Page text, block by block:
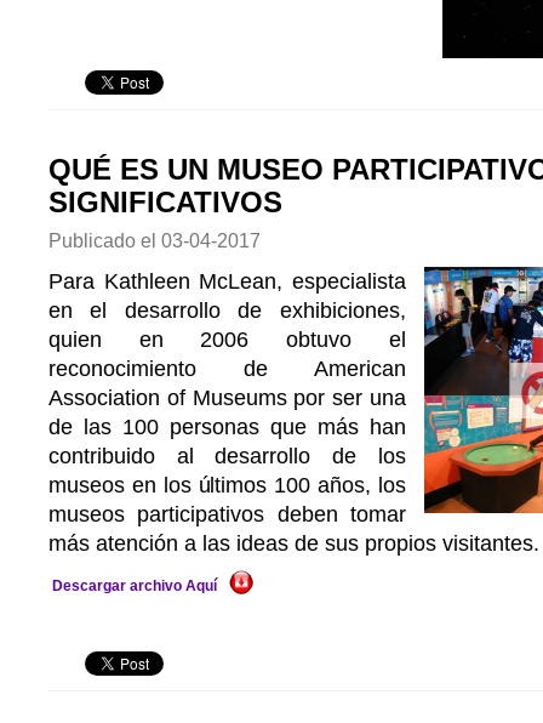
QUÉ ES UN MUSEO
SIGNIFICATIVOS
Publicado el 03-04-2017
Para Kathleen McLean, especialista
en el desarrollo de exhibiciones,
quien en 2006 obtuvo el
reconocimiento de American
Association of Museums por ser una
de las 100 personas que más han
contribuido al desarrollo de los
museos en los últimos 100 años, los
museos participativos deben tomar
más atención a las ideas de sus propios visitantes.
Descargar archivo Aquí